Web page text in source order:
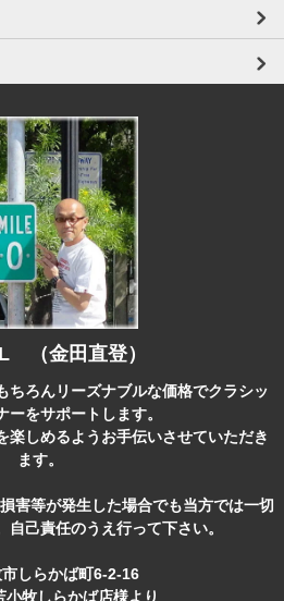
（金田直登）
ちろんリーズナブルな価格でクラシッ
ーをサポートします。
楽しめるようお手伝いさせていただき
ます。
害等が発生した場合でも当方では一切
自己責任のうえ行って下さい。
市しらかば町6-2-16
小牧しらかば店様より